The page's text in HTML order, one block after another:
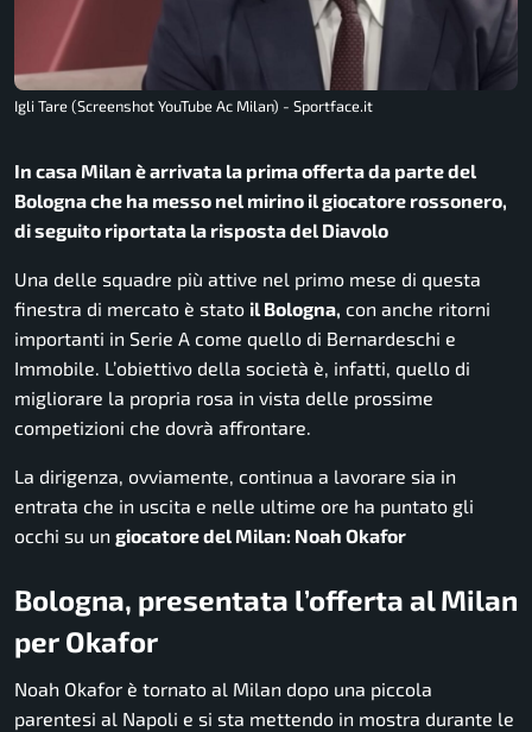
Igli Tare (Screenshot YouTube Ac Milan) - Sportface.it
In casa Milan è arrivata la prima offerta da parte del
Bologna che ha messo nel mirino il giocatore rossonero,
di seguito riportata la risposta del Diavolo
Una delle squadre più attive nel primo mese di questa
finestra di mercato è stato il Bologna, con anche ritorni
importanti in Serie A come quello di Bernardeschi e
Immobile. L’obiettivo della società è, infatti, quello di
migliorare la propria rosa in vista delle prossime
competizioni che dovrà affrontare.
La dirigenza, ovviamente, continua a lavorare sia in
entrata che in uscita e nelle ultime ore ha puntato gli
occhi su un giocatore del Milan: Noah Okafor
Bologna, presentata l’offerta al Milan
per Okafor
Noah Okafor è tornato al Milan dopo una piccola
parentesi al Napoli e si sta mettendo in mostra durante le